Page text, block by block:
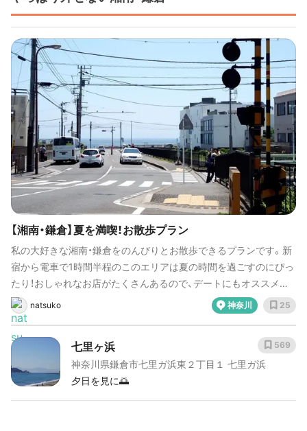
【湘南・鎌倉】夏を満喫！お散歩プラン
私の大好きな湘南・鎌倉をのんびりとお散歩できるプランです。新
宿から電車で1時間半程のこのエリアは夏の時間を過ごすのにぴっ
たり！おしゃれなお店がたくさんあるので、デートにもオススメで
す♡ ※海辺をお散歩するので、歩きやすいサンダルやスリッポンが
よいと思います！
natsuko 神奈川 25
七里ヶ浜
神奈川県鎌倉市七里ガ浜東２丁目１ 七里ガ浜
夕日を見に🌅
569